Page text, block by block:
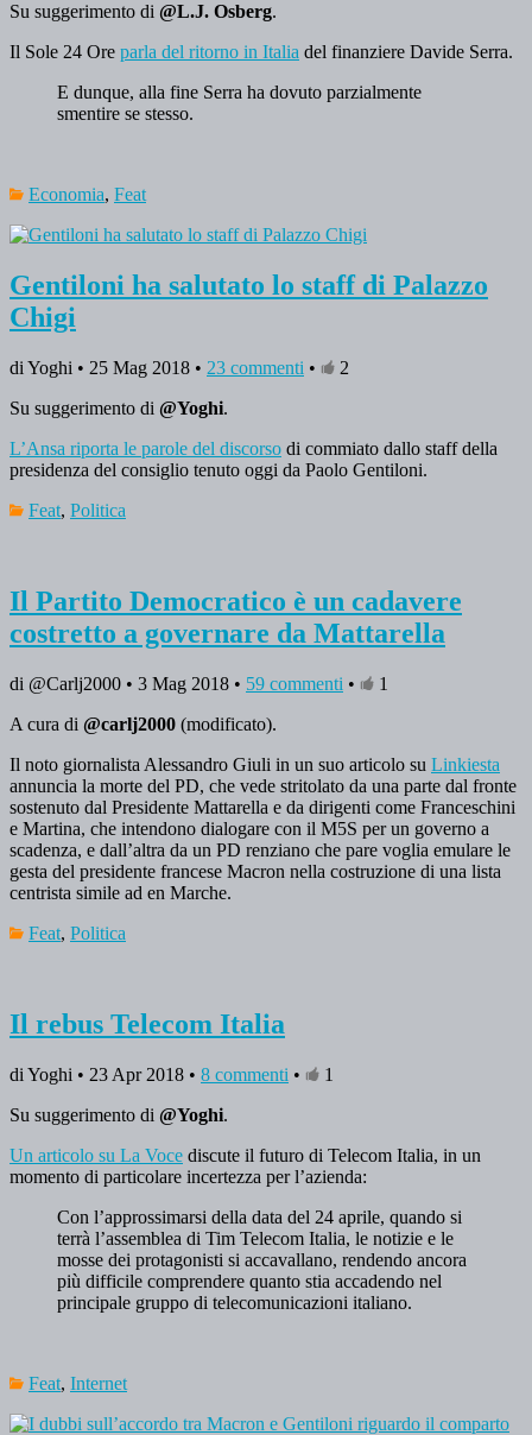
Su suggerimento di @L.J. Osberg.
Il Sole 24 Ore parla del ritorno in Italia del finanziere Davide Serra.
E dunque, alla fine Serra ha dovuto parzialmente
smentire se stesso.
Economia, Feat
Gentiloni ha salutato lo staff di Palazzo
Chigi
di Yoghi • 25 Mag 2018 • 23 commenti •
2
Su suggerimento di @Yoghi.
L’Ansa riporta le parole del discorso di commiato dallo staff della
presidenza del consiglio tenuto oggi da Paolo Gentiloni.
Feat, Politica
Il Partito Democratico è un cadavere
costretto a governare da Mattarella
di @Carlj2000 • 3 Mag 2018 • 59 commenti •
1
A cura di @carlj2000 (modificato).
Il noto giornalista Alessandro Giuli in un suo articolo su Linkiesta
annuncia la morte del PD, che vede stritolato da una parte dal fronte
sostenuto dal Presidente Mattarella e da dirigenti come Franceschini
e Martina, che intendono dialogare con il M5S per un governo a
scadenza, e dall’altra da un PD renziano che pare voglia emulare le
gesta del presidente francese Macron nella costruzione di una lista
centrista simile ad en Marche.
Feat, Politica
Il rebus Telecom Italia
di Yoghi • 23 Apr 2018 • 8 commenti •
1
Su suggerimento di @Yoghi.
Un articolo su La Voce discute il futuro di Telecom Italia, in un
momento di particolare incertezza per l’azienda:
Con l’approssimarsi della data del 24 aprile, quando si
terrà l’assemblea di Tim Telecom Italia, le notizie e le
mosse dei protagonisti si accavallano, rendendo ancora
più difficile comprendere quanto stia accadendo nel
principale gruppo di telecomunicazioni italiano.
Feat, Internet